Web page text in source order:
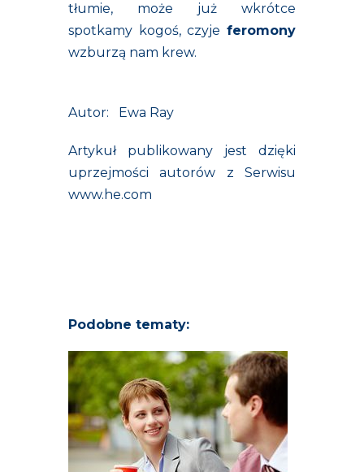
tłumie, może już wkrótce
spotkamy kogoś, czyje feromony
wzburzą nam krew.
Autor: Ewa Ray
Artykuł publikowany jest dzięki
uprzejmości autorów z Serwisu
www.he.com
Podobne tematy: